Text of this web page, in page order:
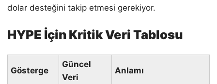
dolar desteğini takip etmesi gerekiyor.
HYPE İçin Kritik Veri Tablosu
Gösterge
Güncel
Veri
Anlamı